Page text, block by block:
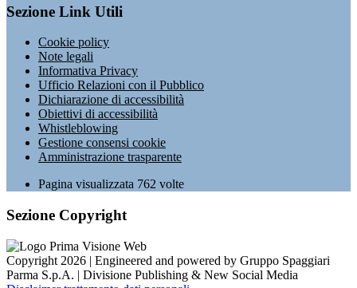
Sezione Link Utili
Cookie policy
Note legali
Informativa Privacy
Ufficio Relazioni con il Pubblico
Dichiarazione di accessibilità
Obiettivi di accessibilità
Whistleblowing
Gestione consensi cookie
Amministrazione trasparente
Pagina visualizzata 762 volte
Sezione Copyright
Copyright 2026 | Engineered and powered by Gruppo Spaggiari
Parma S.p.A. | Divisione Publishing & New Social Media